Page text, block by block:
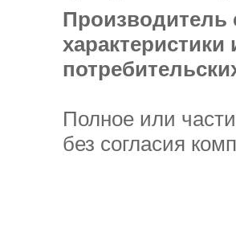
Производитель
Полное или
без согласия